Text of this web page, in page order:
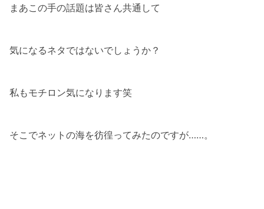
まあこの手の話題は皆さん共通して
気になるネタではないでしょうか？
私もモチロン気になります笑
そこでネットの海を彷徨ってみたのですが……。